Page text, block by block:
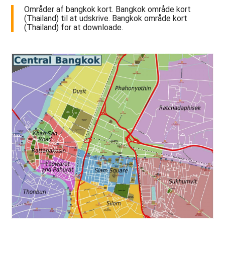
Områder af bangkok kort. Bangkok område kort
(Thailand) til at udskrive. Bangkok område kort
(Thailand) for at downloade.